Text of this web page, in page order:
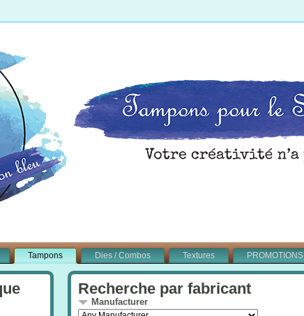
Tampons Dies / Combos Textures PROMOTIONS
Recherche par fabricant
Manufacturer